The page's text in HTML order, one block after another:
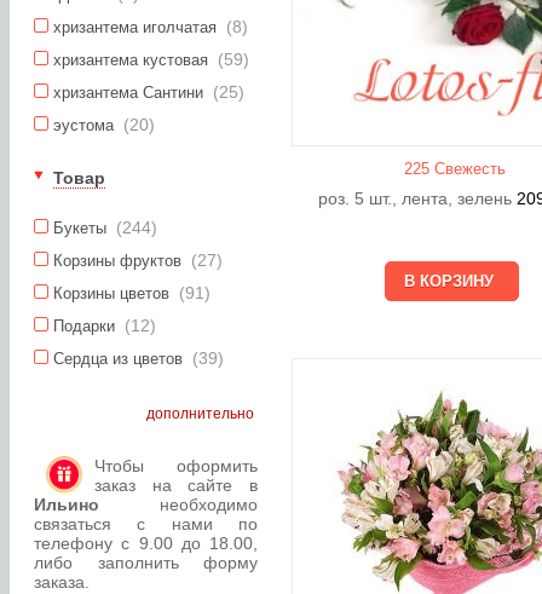
хризантема иголчатая (8)
хризантема кустовая (59)
хризантема Сантини (25)
эустома (20)
Товар
Букеты (244)
Корзины фруктов (27)
Корзины цветов (91)
Подарки (12)
Сердца из цветов (39)
дополнительно
Чтобы оформить
заказ на сайте в
Ильино необходимо
связаться с нами по
телефону с 9.00 до 18.00,
либо заполнить форму
заказа.
225 Свежесть
роз. 5 шт., лента, зелень